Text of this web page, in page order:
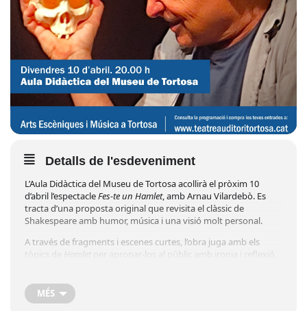
Detalls de l'esdeveniment
L’Aula Didàctica del Museu de Tortosa acollirà el pròxim 10
d’abril l’espectacleFes-te un Hamlet, amb Arnau Vilardebò. Es
tracta d’una proposta original que revisita el clàssic de
Shakespeare amb humor, música i una visió molt personal.
A través de fragments i escenes curtes, l’obra juga amb els
tòpics de
Hamlet per apropar-los al públic amb ironia i reflexió,
La funció començarà a les 20.00 hores i el preu de l’entrada és
de 5 euros. Les entrades es poden adquirir a través del web del
MÉS